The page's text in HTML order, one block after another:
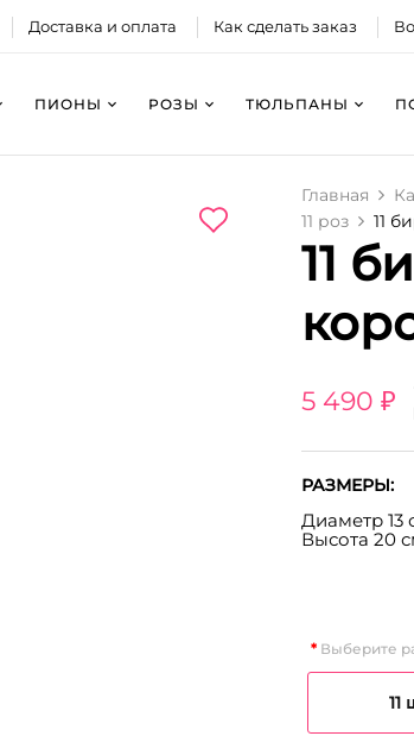
Доставка и оплата Как сделать заказ
ПИОНЫ РОЗЫ ТЮЛЬПАНЫ
Главная
11 роз
11
11
5 490 ₽
РАЗМЕРЫ:
Диаметр 13
Высота 20
Выберите
11